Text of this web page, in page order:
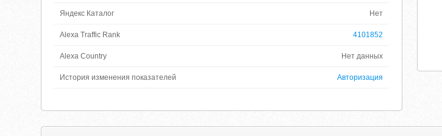
Яндекс Каталог Нет
Alexa Traffic Rank 4101852
Alexa Country Нет данных
История изменения показателей Авторизация